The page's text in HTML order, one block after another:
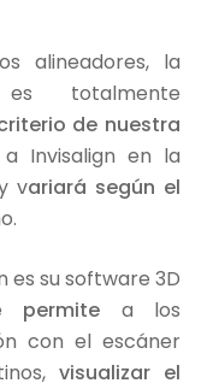
alineadores, la
totalmente
de nuestra
Invisalign en la
variará según el
es su software 3D
permite a los
con el escáner
visualizar el